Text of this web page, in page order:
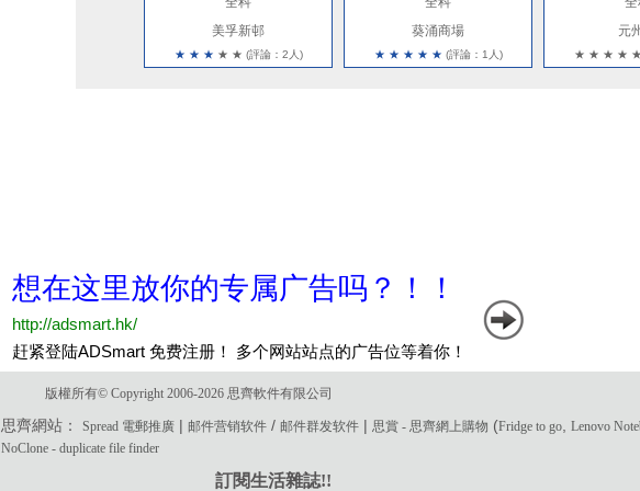
美孚新邨
★ ★ ★ ★ ★ (評論：2人)
葵涌商場
★ ★ ★ ★ ★ (評論：1人)
元
★ ★ ★ ★ ★
版權所有© Copyright 2006-2026 思齊軟件有限公司
思齊網站：Spread 電郵推廣 |邮件营销软件 /邮件群发软件 | 思賞 - 思齊網上購物 (Fridge to go ,Lenovo
NoClone - duplicate file finder